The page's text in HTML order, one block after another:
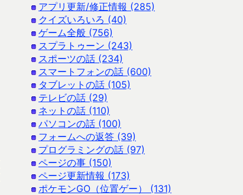
アプリ更新/修正情報 (285)
クイズいろいろ (40)
ゲーム全般 (756)
スプラトゥーン (243)
スポーツの話 (234)
スマートフォンの話 (600)
タブレットの話 (105)
テレビの話 (29)
ネットの話 (110)
パソコンの話 (100)
フォームへの返答 (39)
プログラミングの話 (97)
ページの事 (150)
ページ更新情報 (173)
ポケモンGO（位置ゲー） (131)